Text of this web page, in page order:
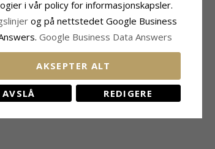
Leveringstid: Ca. 5-10 Hverdager
i vår policy for informasjonskapsler.
og på nettstedet Google Business
Google Business Data Answers
AKSEPTER ALT
AVSLÅ REDIGERE